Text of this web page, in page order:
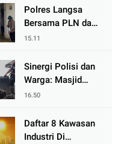
Strategis Polri
Tangkal Hoaks
Polres Langsa
Bersama PLN dan
Warga
Kemanusiaan
Pascabanjir di
15.11
Sinergi Polisi dan
Warga: Masjid
Syuhada, Bener
dari Duka Bencana
16.50
Daftar 8 Kawasan
Industri Di